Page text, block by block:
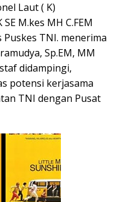
Laut ( K)
M.kes MH C.FEM
Puskes TNI. menerima
Sp.EM, MM
didampingi,
potensi kerjasama
TNI dengan Pusat